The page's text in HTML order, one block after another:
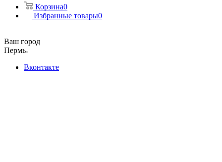
Корзина0
Избранные товары0
Ваш город
Пермь
Вконтакте